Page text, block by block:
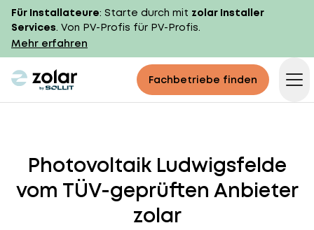
Für Installateure: Starte durch mit zolar Installer
Services. Von PV-Profis für PV-Profis.
Mehr erfahren
zolar logo Fachbetriebe finden
Photovoltaik Ludwigsfelde
vom TÜV-geprüften Anbieter
zolar